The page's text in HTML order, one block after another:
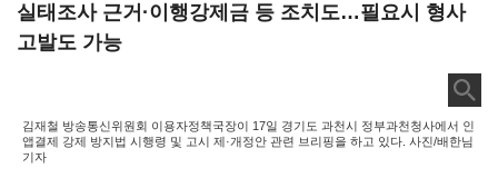
실태조사 근거·이행강제금 등 조치도…필요시 형사
고발도 가능
김재철 방송통신위원회 이용자정책국장이 17일 경기도 과천시 정부과천청사에서 인
앱결제 강제 방지법 시행령 및 고시 제·개정안 관련 브리핑을 하고 있다. 사진/배한님
기자